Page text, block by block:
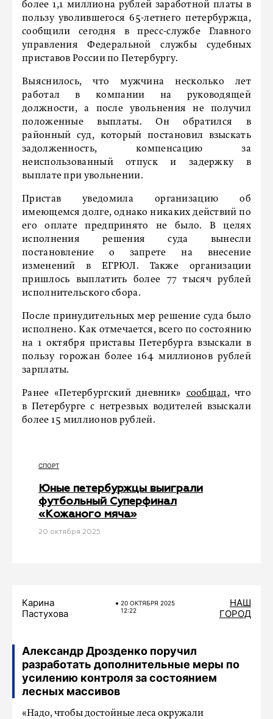
более 1,1 миллиона рублей заработной платы в
пользу уволившегося 65-летнего петербуржца,
сообщили сегодня в пресс-службе Главного
управления Федеральной службы судебных
приставов России по Петербургу.
Выяснилось, что мужчина несколько лет
работал в компании на руководящей
должности, а после увольнения не получил
положенные выплаты. Он обратился в
районный суд, который постановил взыскать
задолженность, компенсацию за
неиспользованный отпуск и задержку в
выплате при увольнении.
Пристав уведомила организацию об
имеющемся долге, однако никаких действий по
его оплате предпринято не было. В целях
исполнения решения суда вынесли
постановление о запрете на внесение
изменений в ЕГРЮЛ. Также организации
пришлось выплатить более 77 тысяч рублей
исполнительского сбора.
После принудительных мер решение суда было
исполнено. Как отмечается, всего по состоянию
на 1 октября приставы Петербурга взыскали в
пользу горожан более 164 миллионов рублей
зарплаты.
Ранее «Петербургский дневник» сообщал, что
в Петербурге с нетрезвых водителей взыскали
более 15 миллионов рублей.
СПОРТ
Юные петербуржцы выиграли
футбольный Суперфинал
«Кожаного мяча»
20 октября 2025
Карина
Пастухова
20 ОКТЯБРЯ 2025
12:22
НАШ
ГОРОД
Александр Дрозденко поручил
разработать дополнительные меры по
усилению контроля за состоянием
лесных массивов
«Надо, чтобы достойные леса окружали